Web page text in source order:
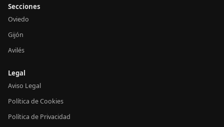
Secciones
Oviedo
Gijón
Avilés
Legal
Aviso Legal
Política de Cookies
Política de Privacidad